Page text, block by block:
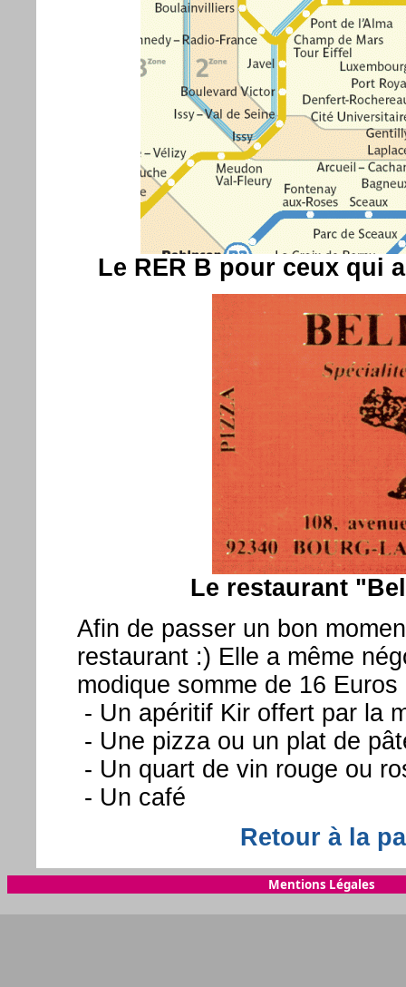
Le RER B pour ceux qui
Le restaurant
Afin de passer un bon
restaurant :) Elle a même
modique somme de 16
- Un apéritif Kir offert par la
- Une pizza ou un plat de
- Un quart de vin rouge ou
- Un café
Retour à la
Mentions Légales